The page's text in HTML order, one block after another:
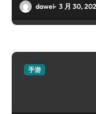
dawei 3 月 30,
手游